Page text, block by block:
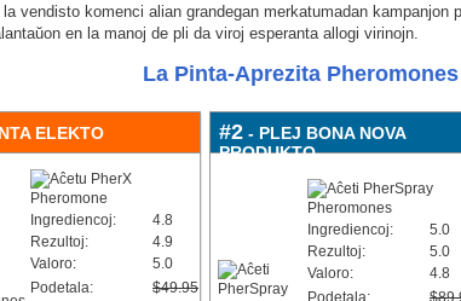
vendisto komenci alian grandegan merkatumadan
en la manoj de pli da viroj esperanta allogi virinojn.
La Pinta-Aprezita
ELEKTO
Ingrediencoj:
4.8
Rezultoj:
4.9
Valoro:
5.0
Podetala:
$49.95
#2 - PLEJ BONA NOVA
PRODUKTO
Ingrediencoj:
5.0
Rezultoj:
5.0
Valoro:
4.8
Podetala: